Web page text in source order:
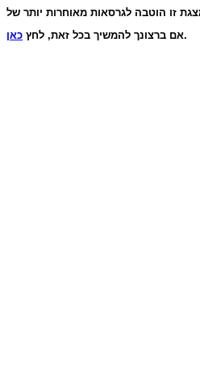
אם ברצונך להמשיך בכל זאת, לחץ כאן .